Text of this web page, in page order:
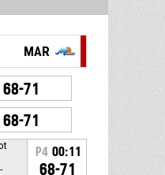
MAR
68-71
68-71
-
P4 00:11
68-71